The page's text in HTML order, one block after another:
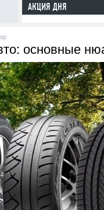
АКЦИЯ ДНЯ
основные